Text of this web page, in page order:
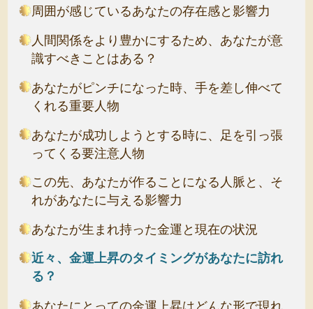
周囲が感じているあなたの存在感と影響力
人間関係をより豊かにするため、あなたが意
識すべきことはある？
あなたがピンチになった時、手を差し伸べて
くれる重要人物
あなたが成功しようとする時に、足を引っ張
ってくる要注意人物
この先、あなたが作ることになる人脈と、そ
れがあなたに与える影響力
あなたが生まれ持った金運と現在の状況
近々、金運上昇のタイミングがあなたに訪れ
る？
あなたにとっての金運上昇はどんな形で現れ